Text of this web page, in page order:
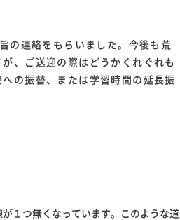
の連絡をもらいました。今後も荒
、ご送迎の際はどうかくれぐれも
の振替、または学習時間の延長振
１つ無くなっています。このような道